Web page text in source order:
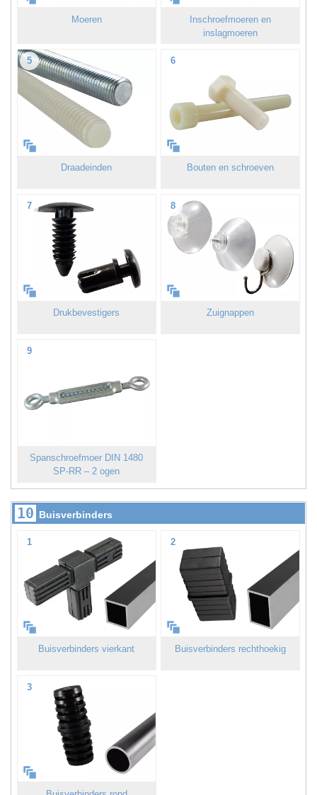
Moeren
Inschroefmoeren en
inslagmoeren
5
Draadeinden
6
Bouten en schroeven
7
Drukbevestigers
8
Zuignappen
9
Spanschroefmoer DIN 1480
SP-RR – 2 ogen
10 Buisverbinders
1
Buisverbinders vierkant
2
Buisverbinders rechthoekig
3